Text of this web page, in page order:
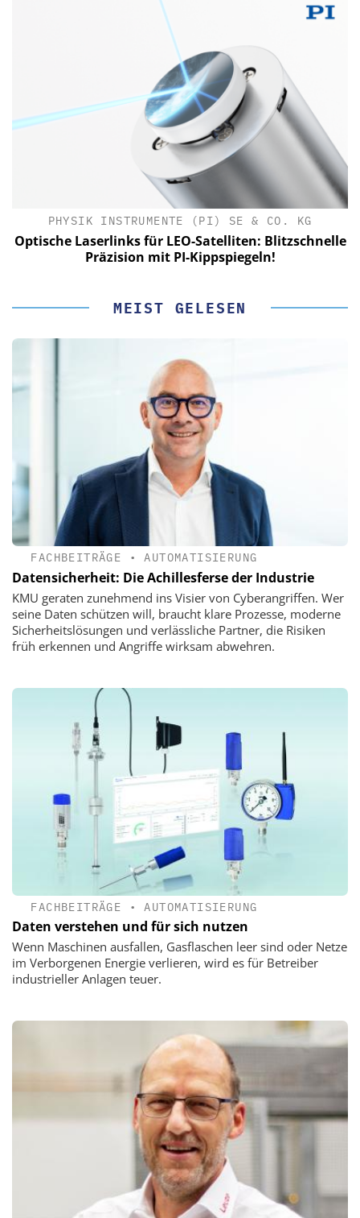
PHYSIK INSTRUMENTE (PI) SE & CO. KG
Optische Laserlinks für LEO-Satelliten: Blitzschnelle
Präzision mit PI-Kippspiegeln!
MEIST GELESEN
FACHBEITRÄGE •AUTOMATISIERUNG
Datensicherheit: Die Achillesferse der Industrie
KMU geraten zunehmend ins Visier von Cyberangriffen. Wer
seine Daten schützen will, braucht klare Prozesse, moderne
Sicherheitslösungen und ­verlässliche Partner, die Risiken
früh erkennen und Angriffe wirksam abwehren.
FACHBEITRÄGE •AUTOMATISIERUNG
Daten verstehen und für sich nutzen
Wenn Maschinen ausfallen, Gasflaschen leer sind oder Netze
im Verborgenen Energie verlieren, wird es für Betreiber
industrieller Anlagen teuer.